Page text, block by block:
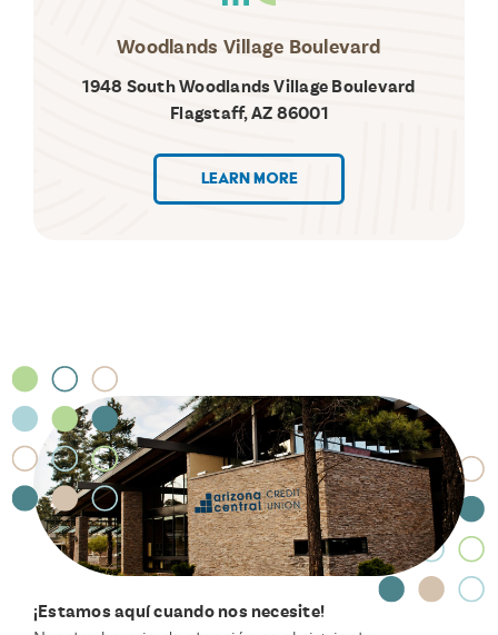
Woodlands Village Boulevard
1948 South Woodlands Village Boulevard
Flagstaff, AZ 86001
LEARN MORE
¡Estamos aquí cuando nos necesite!